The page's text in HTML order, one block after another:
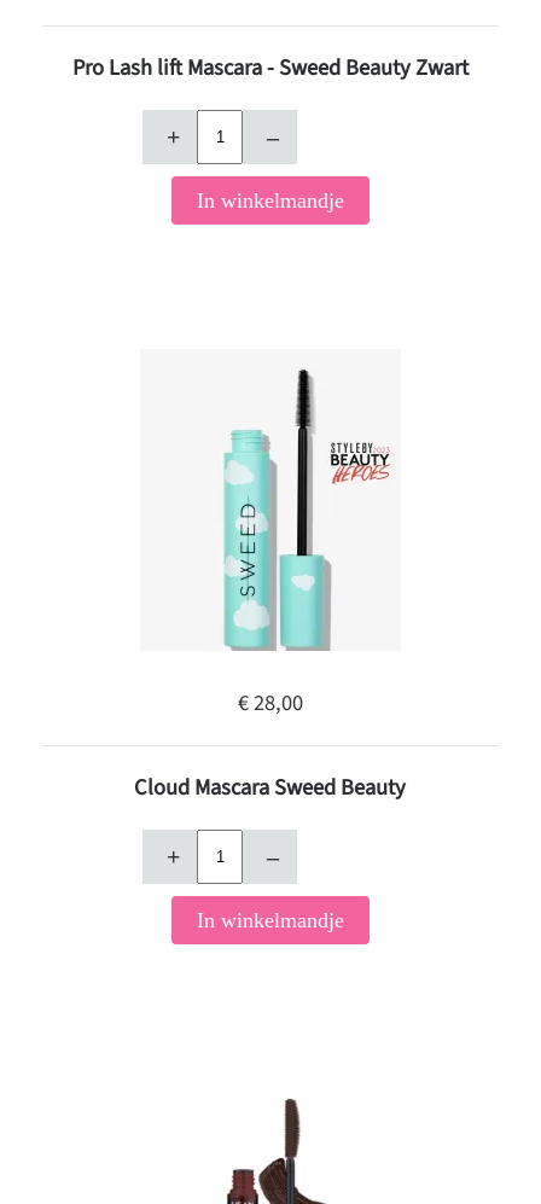
Pro Lash lift Mascara - Sweed Beauty Zwart
+ –
In winkelmandje
€ 28,00
Cloud Mascara Sweed Beauty
+ –
In winkelmandje